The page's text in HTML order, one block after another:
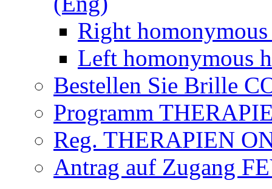
Right
Left homonymous
Bestellen Sie Brille
Programm
Reg. THERAPIEN
Antrag auf Zugang